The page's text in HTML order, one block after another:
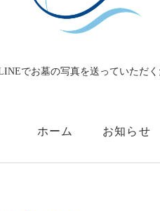
でお墓の写真を送っていただ
ホーム お知らせ